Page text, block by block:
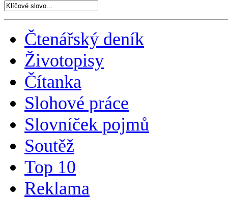
Čtenářský deník
Životopisy
Čítanka
Slohové práce
Slovníček pojmů
Soutěž
Top 10
Reklama